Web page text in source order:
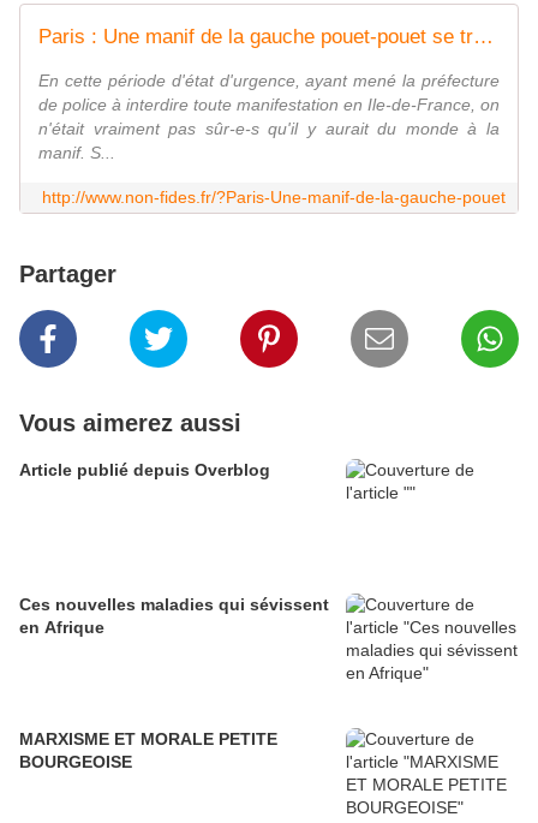
Paris : Une manif de la gauche pouet-pouet se transforme en balade anti-état d'urgence
En cette période d'état d'urgence, ayant mené la préfecture
de police à interdire toute manifestation en Ile-de-France, on
n'était vraiment pas sûr-e-s qu'il y aurait du monde à la
manif. S...
http://www.non-fides.fr/?Paris-Une-manif-de-la-gauche-pouet
Partager
Vous aimerez aussi
Article publié depuis Overblog
Ces nouvelles maladies qui sévissent
en Afrique
MARXISME ET MORALE PETITE
BOURGEOISE